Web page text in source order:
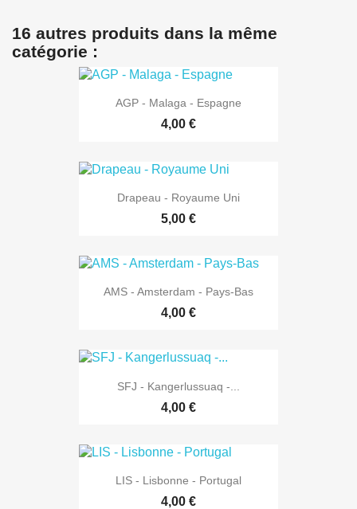
16 autres produits dans la même
catégorie :
AGP - Malaga - Espagne
4,00 €
Drapeau - Royaume Uni
5,00 €
AMS - Amsterdam - Pays-Bas
4,00 €
SFJ - Kangerlussuaq -...
4,00 €
LIS - Lisbonne - Portugal
4,00 €